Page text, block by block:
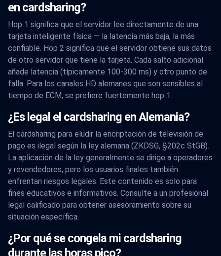
en cardsharing?
Hop 1 significa que el servidor lee directamente de una
tarjeta inteligente física — la latencia más baja, la más
confiable. Hop 2 significa que el servidor obtiene sus datos
de otro servidor que tiene la tarjeta. Cada salto adicional
añade latencia (típicamente 100-300 ms) y otro punto de
falla. Para los canales HD alemanes que son sensibles al
tiempo de ECM, se prefiere fuertemente hop 1.
¿Es legal el cardsharing en Alemania?
El cardsharing para eludir la encriptación de televisión de
pago es ilegal según la ley alemana (ZKDSG, §202c StGB).
La aplicación de la ley generalmente se dirige a operadores
y revendedores, pero los usuarios finales también
enfrentan riesgos legales. Este contenido es solo para
fines educativos e informativos. Consulte a un profesional
legal calificado para obtener asesoramiento sobre su
situación específica.
¿Por qué se congela mi cardsharing
durante las horas pico?